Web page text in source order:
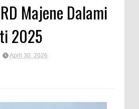
Majene Dalami
2025
April 30, 2026